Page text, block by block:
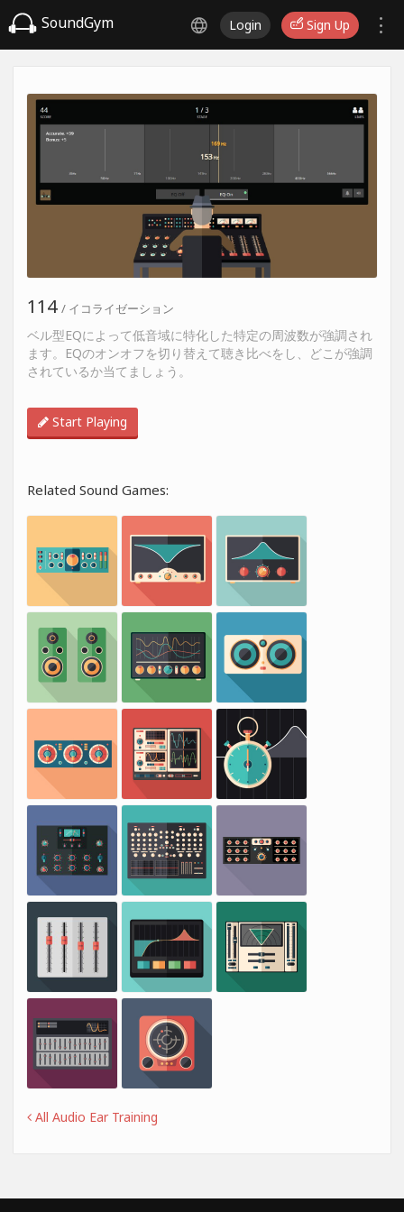
SoundGym Login Sign Up
114 / イコライゼーション
ベル型EQによって低音域に特化した特定の周波数が強調され
ます。EQのオンオフを切り替えて聴き比べをし、どこが強調
されているか当てましょう。
Start Playing
Related Sound Games:
All Audio Ear Training